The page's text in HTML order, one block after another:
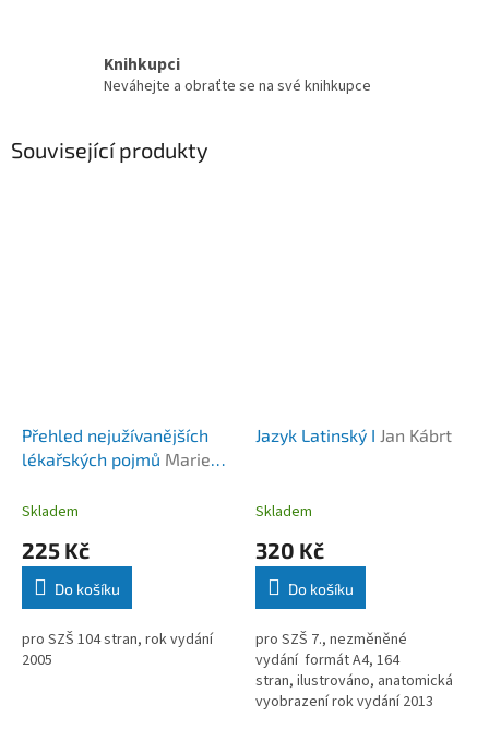
Knihkupci
Neváhejte a obraťte se na své knihkupce
Související produkty
Přehled nejužívanějších
lékařských pojmů Marie
Skladem
225 Kč
Do košíku
pro SZŠ 104 stran, rok vydání
2005
Jazyk Latinský I Jan Kábrt
Skladem
320 Kč
Do košíku
pro SZŠ 7., nezměněné
vydání formát A4, 164
stran, ilustrováno, anatomická
vyobrazení rok vydání 2013